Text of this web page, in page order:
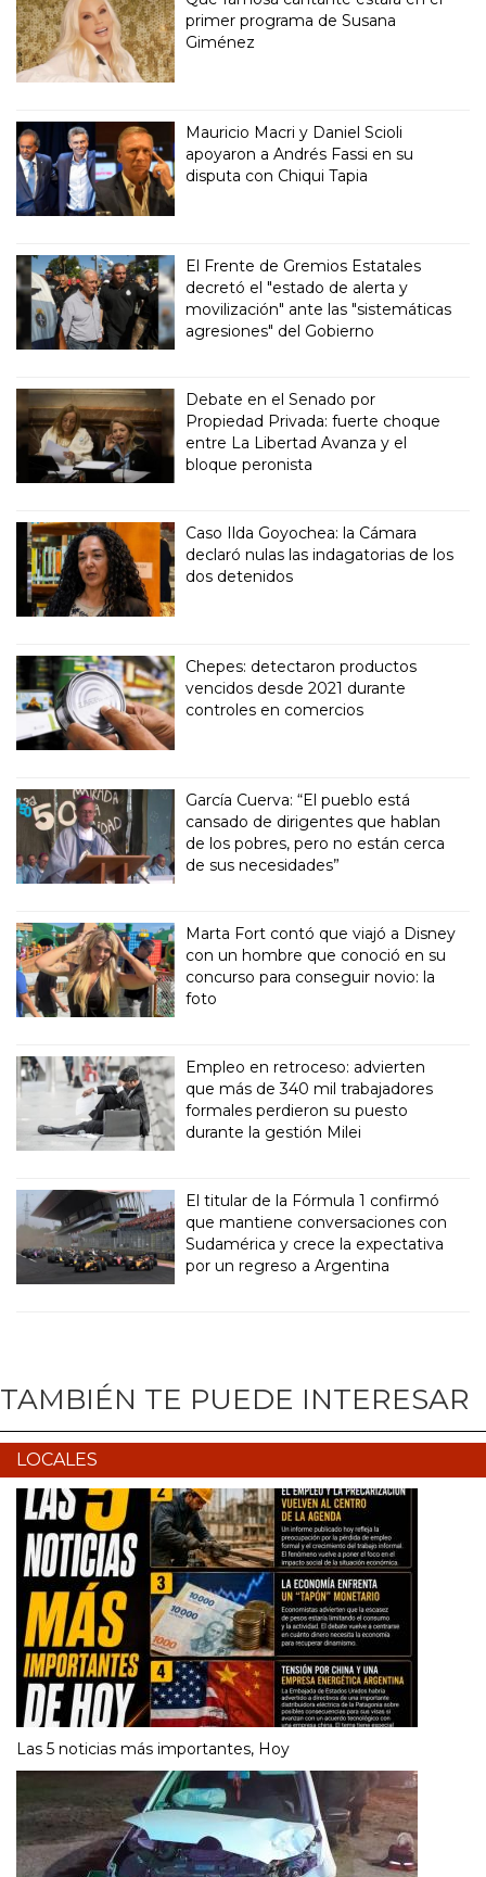
primer programa de Susana
Giménez
Mauricio Macri y Daniel Scioli
apoyaron a Andrés Fassi en su
disputa con Chiqui Tapia
El Frente de Gremios Estatales
decretó el "estado de alerta y
movilización" ante las "sistemáticas
agresiones" del Gobierno
Debate en el Senado por
Propiedad Privada: fuerte choque
entre La Libertad Avanza y el
bloque peronista
Caso Ilda Goyochea: la Cámara
declaró nulas las indagatorias de los
dos detenidos
Chepes: detectaron productos
vencidos desde 2021 durante
controles en comercios
García Cuerva: “El pueblo está
cansado de dirigentes que hablan
de los pobres, pero no están cerca
de sus necesidades”
Marta Fort contó que viajó a Disney
con un hombre que conoció en su
concurso para conseguir novio: la
foto
Empleo en retroceso: advierten
que más de 340 mil trabajadores
formales perdieron su puesto
durante la gestión Milei
El titular de la Fórmula 1 confirmó
que mantiene conversaciones con
Sudamérica y crece la expectativa
por un regreso a Argentina
TAMBIÉN TE PUEDE INTERESAR
LOCALES
Las 5 noticias más importantes, Hoy